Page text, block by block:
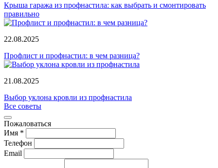
Крыша гаража из профнастила: как выбрать и смонтировать
правильно
22.08.2025
Профлист и профнастил: в чем разница?
21.08.2025
Выбор уклона кровли из профнастила
Все советы
Пожаловаться
Имя *
Телефон
Email